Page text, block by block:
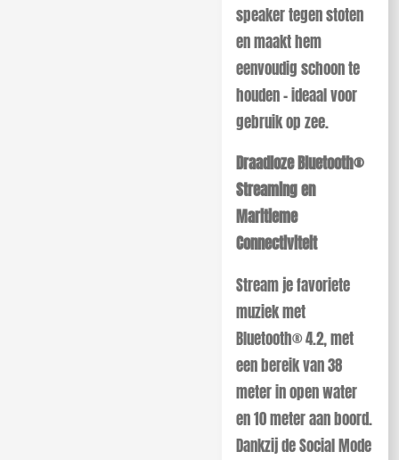
speaker tegen stoten
en maakt hem
eenvoudig schoon te
houden – ideaal voor
gebruik op zee.
Draadloze Bluetooth®
Streaming en
Maritieme
Connectiviteit
Stream je favoriete
muziek met
Bluetooth® 4.2, met
een bereik van 38
meter in open water
en 10 meter aan boord.
Dankzij de Social Mode